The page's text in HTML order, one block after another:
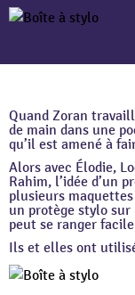
Quand Zoran
de main dans une
qu’il est amené à
Alors avec Élodie,
Rahim, l’idée d’un
plusieurs
un protège stylo
peut se ranger
Ils et elles ont